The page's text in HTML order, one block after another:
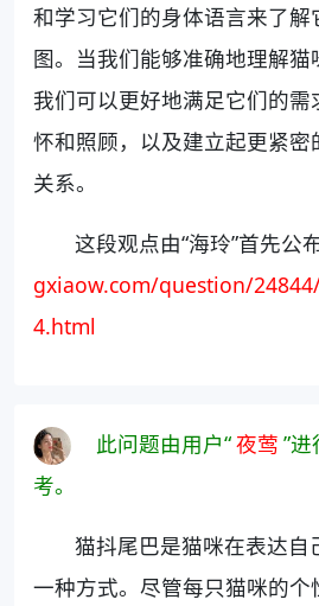
和学习它们的身体语言来了解
图。当我们能够准确地理解猫
我们可以更好地满足它们的需
怀和照顾，以及建立起更紧密
关系。
这段观点由“海玲”首先公
gxiaow.com/question/
4.html
此问题由用户“夜莺 ”
考。
猫抖尾巴是猫咪在表达自
一种方式。尽管每只猫咪的个